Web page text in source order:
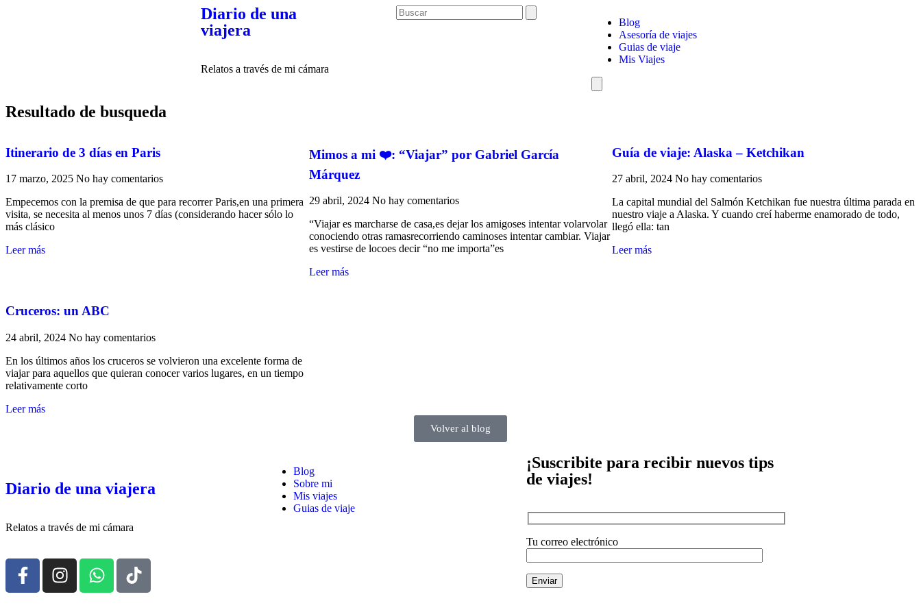
Diario de una
viajera
Relatos a través de mi cámara
Blog
Asesoría de viajes
Guias de viaje
Mis Viajes
Toggle
Resultado de busqueda
Itinerario de 3 días en Paris
17 marzo, 2025 No hay comentarios
Empecemos con la premisa de que para recorrer Paris,en una primera
visita, se necesita al menos unos 7 días (considerando hacer sólo lo
más clásico
Leer más
Mimos a mi ❤️: “Viajar” por Gabriel García
Márquez
29 abril, 2024 No hay comentarios
“Viajar es marcharse de casa,es dejar los amigoses intentar volarvolar
conociendo otras ramasrecorriendo caminoses intentar cambiar. Viajar
es vestirse de locoes decir “no me importa”es
Leer más
Guía de viaje: Alaska – Ketchikan
27 abril, 2024No hay comentarios
La capital mundial del Salmón Ketchikan fue nuestra última parada en
nuestro viaje a Alaska. Y cuando creí haberme enamorado de todo,
llegó ella: tan
Leer más
Cruceros: un ABC
24 abril, 2024 No hay comentarios
En los últimos años los cruceros se volvieron una excelente forma de
viajar para aquellos que quieran conocer varios lugares, en un tiempo
relativamente corto
Leer más
Volver al blog
Diario de una viajera
Relatos a través de mi cámara
Blog
Sobre mi
Mis viajes
Guias de viaje
¡Suscribite para recibir nuevos tips
de viajes!
Tu correo electrónico